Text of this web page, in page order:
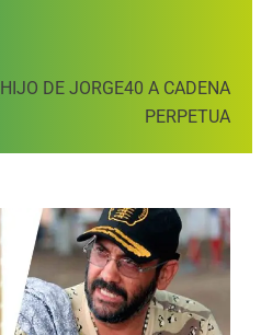
HIJO DE JORGE40 A CADENA
PERPETUA